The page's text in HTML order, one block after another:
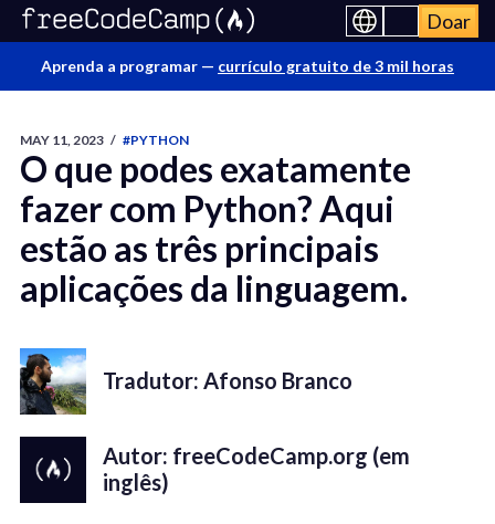
Doar
Aprenda a programar — currículo gratuito de 3 mil horas
MAY 11, 2023 / #PYTHON
O que podes exatamente
fazer com Python? Aqui
estão as três principais
aplicações da linguagem.
Tradutor: Afonso Branco
Autor: freeCodeCamp.org (em
inglês)